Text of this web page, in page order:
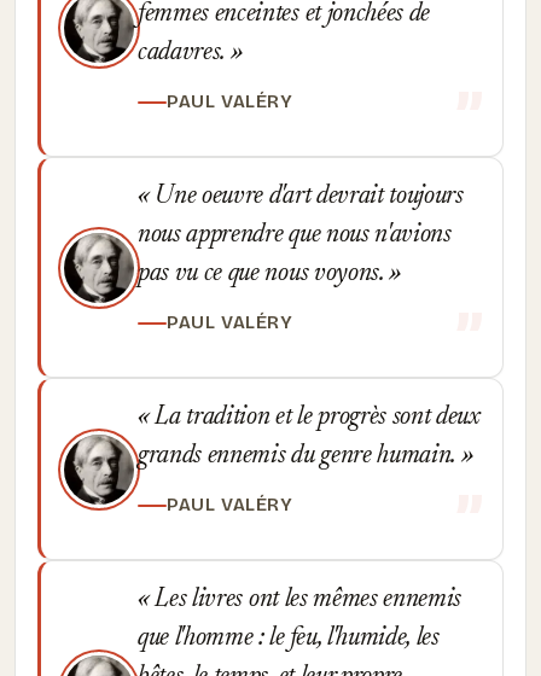
femmes enceintes et jonchées de
cadavres.
PAUL VALÉRY
Une oeuvre d'art devrait toujours
nous apprendre que nous n'avions
pas vu ce que nous voyons.
PAUL VALÉRY
La tradition et le progrès sont deux
grands ennemis du genre humain.
PAUL VALÉRY
Les livres ont les mêmes ennemis
que l'homme : le feu, l'humide, les